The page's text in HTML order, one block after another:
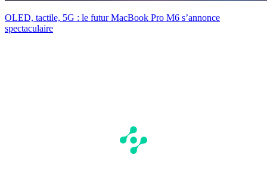
OLED, tactile, 5G : le futur MacBook Pro M6 s’annonce
spectaculaire